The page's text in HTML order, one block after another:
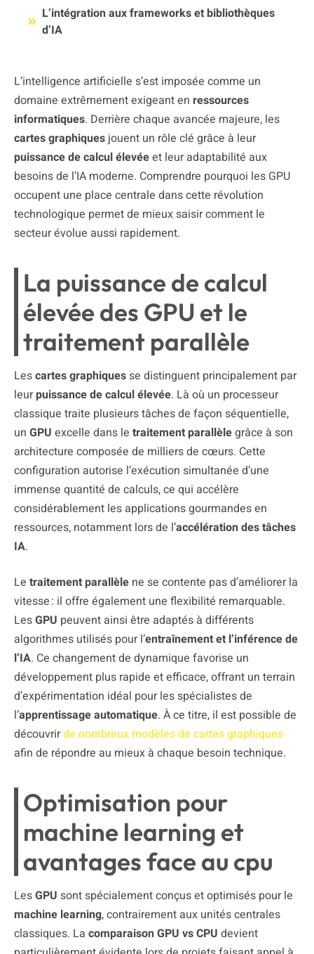
L’intégration aux frameworks et bibliothèques
d’IA
L’intelligence artificielle s’est imposée comme un
domaine extrêmement exigeant en ressources
informatiques. Derrière chaque avancée majeure, les
cartes graphiques jouent un rôle clé grâce à leur
puissance de calcul élevéeet leur adaptabilité aux
besoins de l’IA moderne. Comprendre pourquoi les GPU
occupent une place centrale dans cette révolution
technologique permet de mieux saisir comment le
secteur évolue aussi rapidement.
La puissance de calcul
élevée des GPU et le
traitement parallèle
Lescartes graphiques se distinguent principalement par
leurpuissance de calcul élevée. Là où un processeur
classique traite plusieurs tâches de façon séquentielle,
un GPU excelle dans le traitement parallèlegrâce à son
architecture composée de milliers de cœurs. Cette
configuration autorise l’exécution simultanée d’une
immense quantité de calculs, ce qui accélère
considérablement les applications gourmandes en
ressources, notamment lors de l’accélération des tâches
IA.
Le traitement parallèle ne se contente pas d’améliorer la
vitesse : il offre également une flexibilité remarquable.
LesGPU peuvent ainsi être adaptés à différents
algorithmes utilisés pour l’entraînement et l’inférence de
l’IA. Ce changement de dynamique favorise un
développement plus rapide et efficace, offrant un terrain
d’expérimentation idéal pour les spécialistes de
l’apprentissage automatique. À ce titre, il est possible de
découvrirde nombreux modèles de cartes graphiques
afin de répondre au mieux à chaque besoin technique.
Optimisation pour
machine learning et
avantages face au cpu
LesGPU sont spécialement conçus et optimisés pour le
machine learning, contrairement aux unités centrales
classiques. La comparaison GPU vs CPU devient